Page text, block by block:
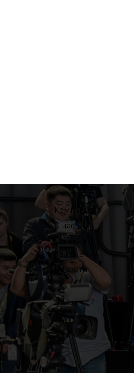
Компания
О нас
Условия и
положения
Новости